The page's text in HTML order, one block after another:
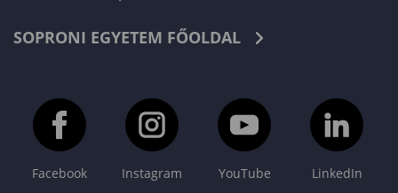
SOPRONI EGYETEM FŐOLDAL
Facebook Instagram YouTube LinkedIn